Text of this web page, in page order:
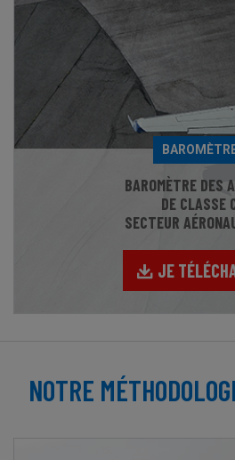
BAROMÈTRE DES
DE CLASSE
SECTEUR
JE
NOTRE